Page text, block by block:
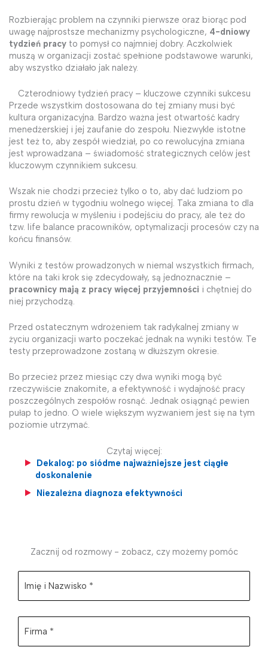
Rozbierając problem na czynniki pierwsze oraz biorąc pod
uwagę najprostsze mechanizmy psychologiczne, 4-dniowy
tydzień pracy to pomysł co najmniej dobry. Aczkolwiek
muszą w organizacji zostać spełnione podstawowe warunki,
aby wszystko działało jak należy.
Czterodniowy tydzień pracy – kluczowe czynniki sukcesu
Przede wszystkim dostosowana do tej zmiany musi być
kultura organizacyjna. Bardzo ważna jest otwartość kadry
menedżerskiej i jej zaufanie do zespołu. Niezwykle istotne
jest też to, aby zespół wiedział, po co rewolucyjna zmiana
jest wprowadzana – świadomość strategicznych celów jest
kluczowym czynnikiem sukcesu.
Wszak nie chodzi przecież tylko o to, aby dać ludziom po
prostu dzień w tygodniu wolnego więcej. Taka zmiana to dla
firmy rewolucja w myśleniu i podejściu do pracy, ale też do
tzw. life balance pracowników, optymalizacji procesów czy na
końcu finansów.
Wyniki z testów prowadzonych w niemal wszystkich firmach,
które na taki krok się zdecydowały, są jednoznacznie –
pracownicy mają z pracy więcej przyjemności i chętniej do
niej przychodzą.
Przed ostatecznym wdrożeniem tak radykalnej zmiany w
życiu organizacji warto poczekać jednak na wyniki testów. Te
testy przeprowadzone zostaną w dłuższym okresie.
Bo przecież przez miesiąc czy dwa wyniki mogą być
rzeczywiście znakomite, a efektywność i wydajność pracy
poszczególnych zespołów rosnąć. Jednak osiągnąć pewien
pułap to jedno. O wiele większym wyzwaniem jest się na tym
poziomie utrzymać.
Czytaj więcej:
Dekalog: po siódme najważniejsze jest ciągłe
doskonalenie
Niezależna diagnoza efektywności
Zacznij od rozmowy - zobacz, czy możemy pomóc